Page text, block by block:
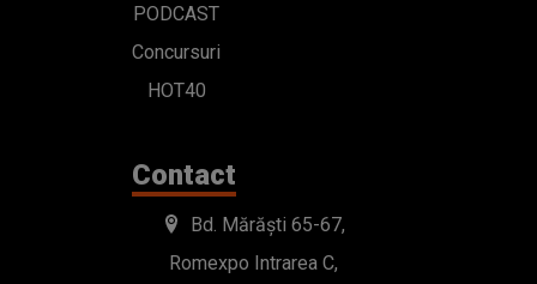
PODCAST
Concursuri
HOT40
Contact
Bd. Mărăști 65-67,
Romexpo Intrarea C,